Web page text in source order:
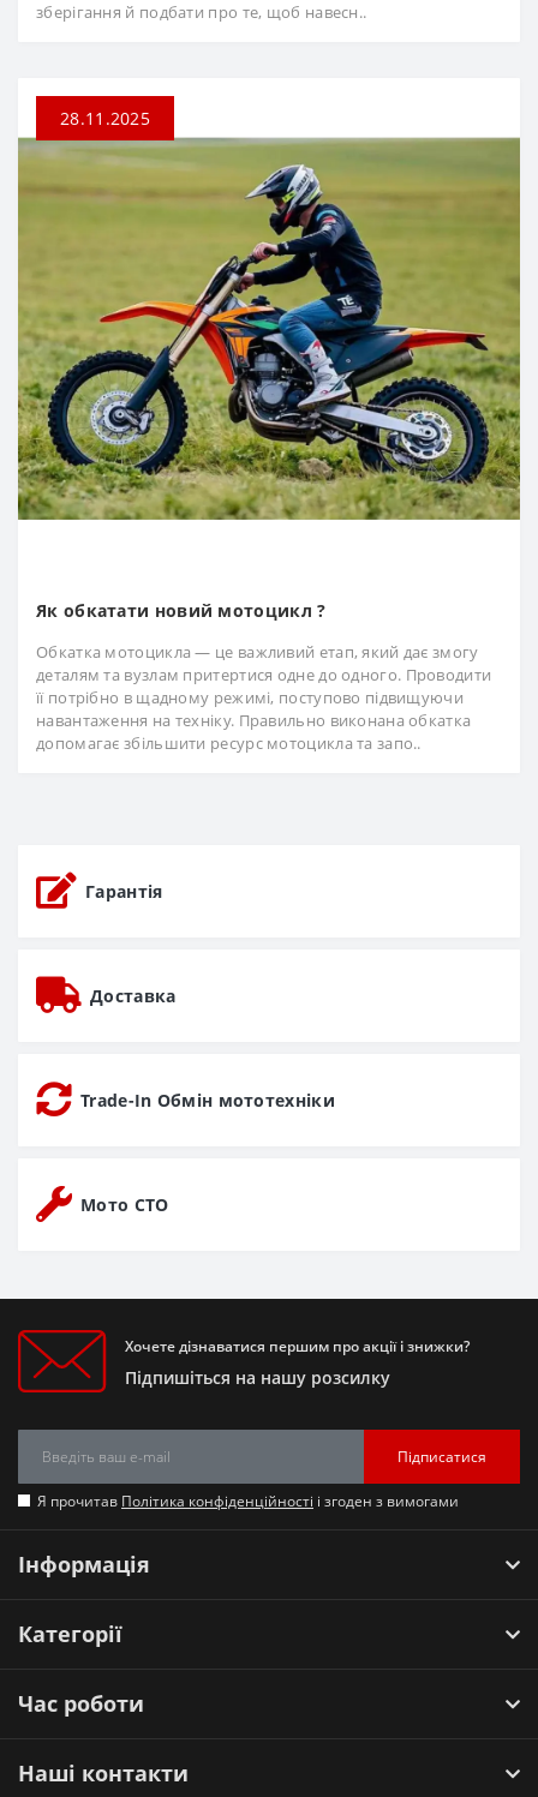
зберігання й подбати про те, щоб навесн..
28.11.2025
Як обкатати новий мотоцикл ?
Обкатка мотоцикла — це важливий етап, який дає змогу
деталям та вузлам притертися одне до одного. Проводити
її потрібно в щадному режимі, поступово підвищуючи
навантаження на техніку. Правильно виконана обкатка
допомагає збільшити ресурс мотоцикла та запо..
Гарантія
Доставка
Trade-In Обмін мототехніки
Мото СТО
Хочете дізнаватися першим про акції і знижки?
Підпишіться на нашу розсилку
Підписатися
Я прочитав Політика конфіденційності і згоден з вимогами
Інформація
Категорії
Час роботи
Наші контакти